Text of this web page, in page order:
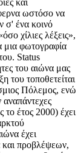
και
ωστόσο να
σ' ένα κοινό
χίλιες λέξεις»,
μια φωτογραφία
Status
του αιώνα μας
του τοποθετείται
Πόλεμος, ενώ
το έτος 2000) έχει
έχει
και προβλέψεων,